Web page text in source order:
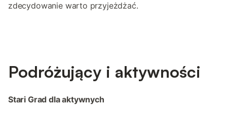
zdecydowanie warto przyjeżdżać.
Podróżujący i aktywności
Stari Grad dla aktywnych